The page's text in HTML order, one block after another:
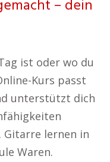
– dein
ist oder wo du
Kurs passt
unterstützt dich
Gitarre lernen in
Waren.